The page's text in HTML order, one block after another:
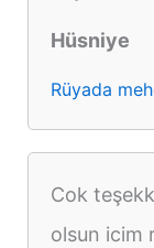
Hüsniye
Rüyada
Cok
olsun icim